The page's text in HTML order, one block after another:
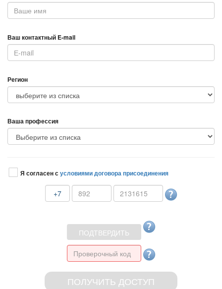
аш контактный E-mail
Регион
аша профессия
Я согласен сусловиями договора присоединения
+7